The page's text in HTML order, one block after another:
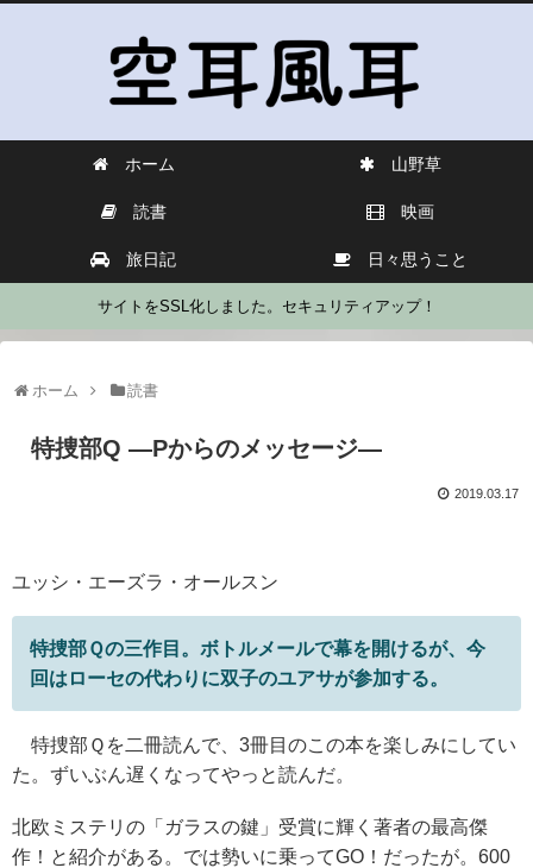
ホーム 山野草
読書 映画
旅日記 日々思うこと
サイトをSSL化しました。セキュリティアップ！
ホーム 読書
特捜部Q ―Pからのメッセージ―
2019.03.17
ユッシ・エーズラ・オールスン
特捜部Ｑの三作目。ボトルメールで幕を開けるが、今
回はローセの代わりに双子のユアサが参加する。
特捜部Ｑを二冊読んで、3冊目のこの本を楽しみにしてい
た。ずいぶん遅くなってやっと読んだ。
北欧ミステリの「ガラスの鍵」受賞に輝く著者の最高傑
作！と紹介がある。では勢いに乗ってGO！だったが。600